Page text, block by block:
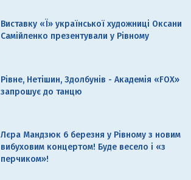
Виставку «Ї» української художниці Оксани
Самійленко презентували у Рівному
Рівне, Нетішин, Здолбунів - Академія «FOX»
запрошує до танцю
Лєра Мандзюк 6 березня у Рівному з новим
вибуховим концертом! Буде весело і «з
перчиком»!